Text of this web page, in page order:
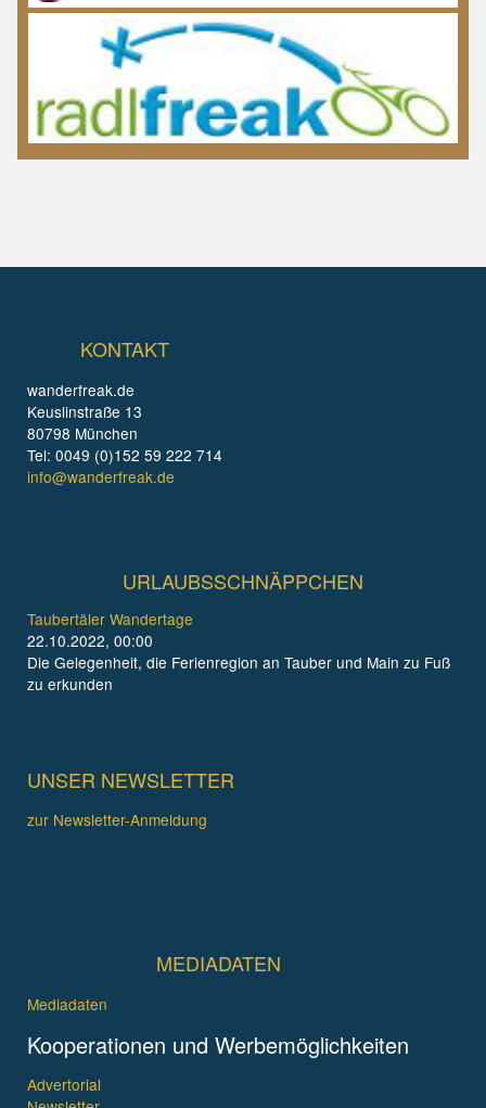
KONTAKT
wanderfreak.de
Keuslinstraße 13
80798 München
Tel: 0049 (0)152 59 222 714
info@wanderfreak.de
URLAUBSSCHNÄPPCHEN
Taubertäler Wandertage
22.10.2022, 00:00
Die Gelegenheit, die Ferienregion an Tauber und Main zu Fuß
zu erkunden
UNSER NEWSLETTER
zur Newsletter-Anmeldung
MEDIADATEN
Mediadaten
Kooperationen und Werbemöglichkeiten
Advertorial